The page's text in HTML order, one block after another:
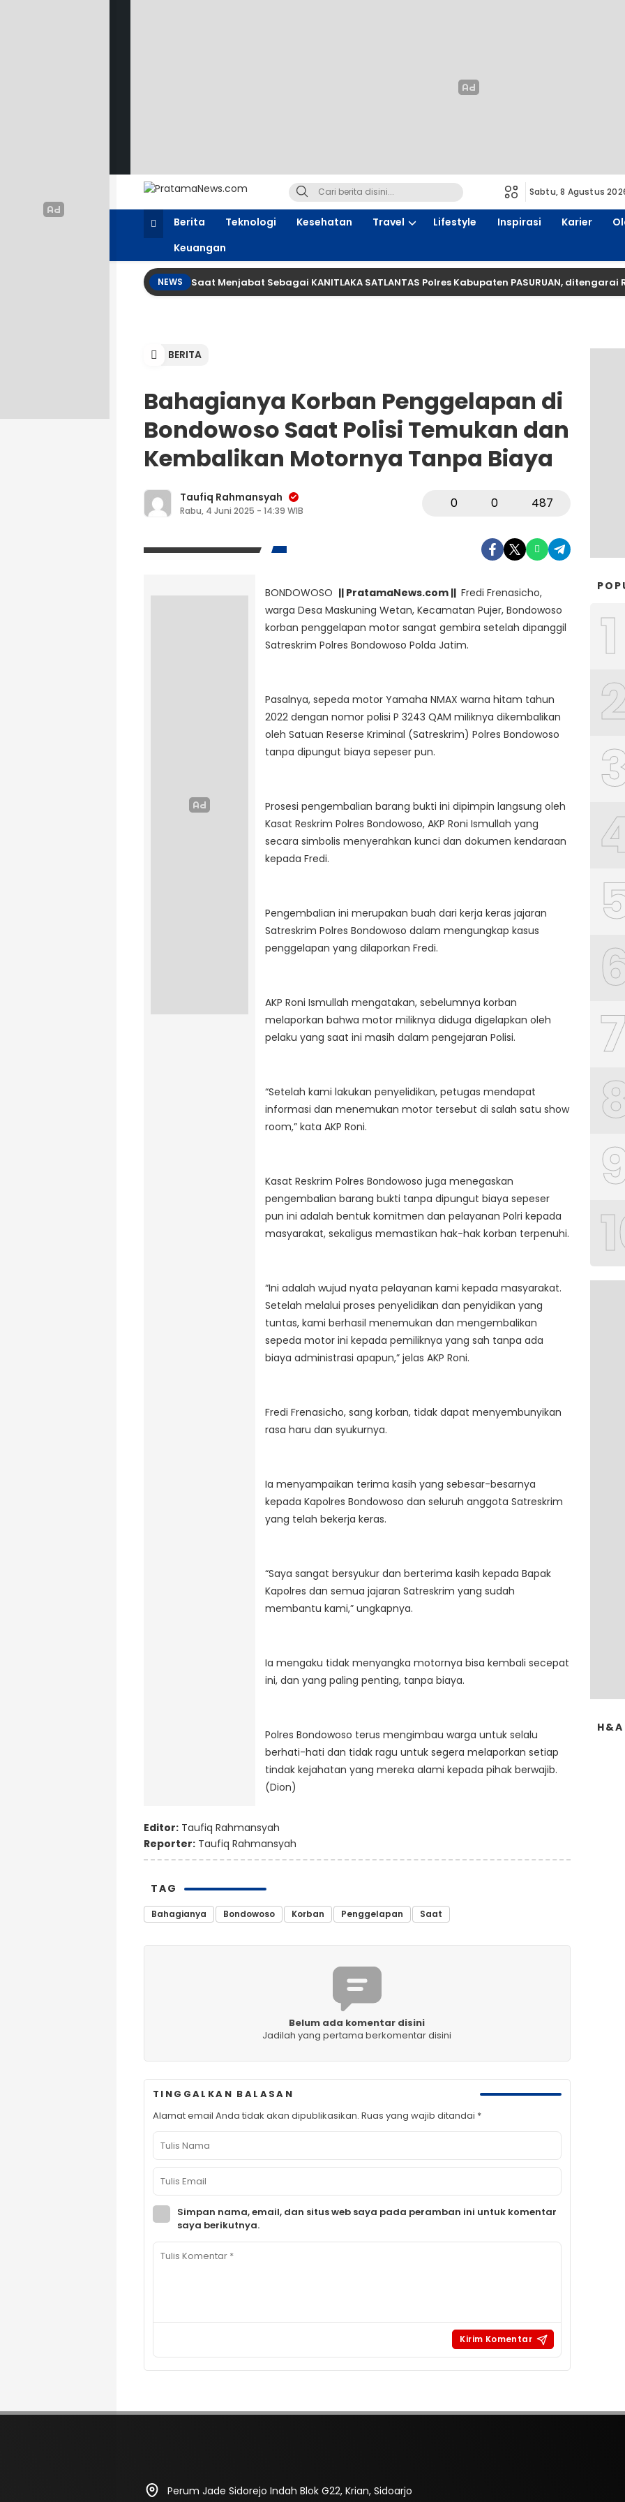
PratamaNews.com
Sumber Referensi Terpercaya
Sabtu, 8 Agustus
Berita Teknologi Kesehatan Travel Lifestyle Inspirasi Karier
Keuangan
NEWS Saat Menjabat Sebagai KANITLAKA SATLANTAS Polres Kabupaten PASURUAN, ditengarai
BERITA
Bahagianya Korban Penggelapan di
Bondowoso Saat Polisi Temukan dan
Kembalikan Motornya Tanpa Biaya
Taufiq Rahmansyah
Rabu, 4 Juni 2025 - 14:39 WIB 0 0 487
BONDOWOSO || PratamaNews.com || Fredi Frenasicho,
warga Desa Maskuning Wetan, Kecamatan Pujer, Bondowoso
korban penggelapan motor sangat gembira setelah dipanggil
Satreskrim Polres Bondowoso Polda Jatim.
Pasalnya, sepeda motor Yamaha NMAX warna hitam tahun
2022 dengan nomor polisi P 3243 QAM miliknya dikembalikan
oleh Satuan Reserse Kriminal (Satreskrim) Polres Bondowoso
tanpa dipungut biaya sepeser pun.
Prosesi pengembalian barang bukti ini dipimpin langsung oleh
Kasat Reskrim Polres Bondowoso, AKP Roni Ismullah yang
secara simbolis menyerahkan kunci dan dokumen kendaraan
kepada Fredi.
Pengembalian ini merupakan buah dari kerja keras jajaran
Satreskrim Polres Bondowoso dalam mengungkap kasus
penggelapan yang dilaporkan Fredi.
AKP Roni Ismullah mengatakan, sebelumnya korban
melaporkan bahwa motor miliknya diduga digelapkan oleh
pelaku yang saat ini masih dalam pengejaran Polisi.
“Setelah kami lakukan penyelidikan, petugas mendapat
informasi dan menemukan motor tersebut di salah satu show
room,” kata AKP Roni.
Kasat Reskrim Polres Bondowoso juga menegaskan
pengembalian barang bukti tanpa dipungut biaya sepeser
pun ini adalah bentuk komitmen dan pelayanan Polri kepada
masyarakat, sekaligus memastikan hak-hak korban terpenuhi.
“Ini adalah wujud nyata pelayanan kami kepada masyarakat.
Setelah melalui proses penyelidikan dan penyidikan yang
tuntas, kami berhasil menemukan dan mengembalikan
sepeda motor ini kepada pemiliknya yang sah tanpa ada
biaya administrasi apapun,” jelas AKP Roni.
Fredi Frenasicho, sang korban, tidak dapat menyembunyikan
rasa haru dan syukurnya.
Ia menyampaikan terima kasih yang sebesar-besarnya
kepada Kapolres Bondowoso dan seluruh anggota Satreskrim
yang telah bekerja keras.
“Saya sangat bersyukur dan berterima kasih kepada Bapak
Kapolres dan semua jajaran Satreskrim yang sudah
membantu kami,” ungkapnya.
Ia mengaku tidak menyangka motornya bisa kembali secepat
ini, dan yang paling penting, tanpa biaya.
Polres Bondowoso terus mengimbau warga untuk selalu
berhati-hati dan tidak ragu untuk segera melaporkan setiap
tindak kejahatan yang mereka alami kepada pihak berwajib.
(Dion)
Editor: Taufiq Rahmansyah
Reporter: Taufiq Rahmansyah
TAG
Bahagianya Bondowoso Korban Penggelapan Saat
Belum ada komentar disini
Jadilah yang pertama berkomentar disini
TINGGALKAN BALASAN
Alamat email Anda tidak akan dipublikasikan. Ruas yang wajib ditandai *
Simpan nama, email, dan situs web saya pada peramban ini untuk komentar
saya berikutnya.
1
7
H&A
Perum Jade Sidorejo Indah Blok G22, Krian, Sidoarjo